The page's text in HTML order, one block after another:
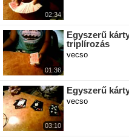
02:34
01:36
Egyszerű
triplírozás
vecso
03:10
Egyszerű
vecso